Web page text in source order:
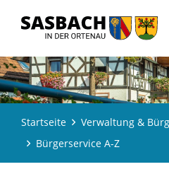
Startseite
Verwaltung &
Bürgerservice A-Z